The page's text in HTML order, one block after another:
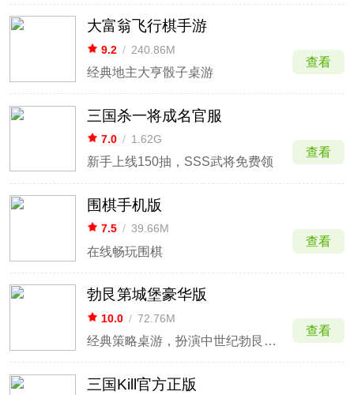
大富翁飞行棋手游
9.2 / 240.86M
经典地主大亨骰子桌游
查看
三国杀一将成名官服
7.0 / 1.62G
新手上线150抽，SSS武将免费领
查看
围棋手机版
7.5 / 39.66M
在线畅玩围棋
查看
勃艮第城堡豪华版
10.0 / 72.76M
经典策略桌游，扮演中世纪勃艮第的贵族
查看
三国Kill官方正版